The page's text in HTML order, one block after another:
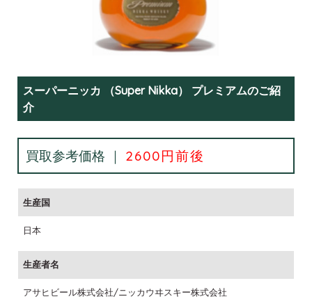
スーパーニッカ （Super Nikka） プレミアムのご紹
介
買取参考価格 ｜ 2600円前後
生産国
日本
生産者名
アサヒビール株式会社/ニッカウヰスキー株式会社